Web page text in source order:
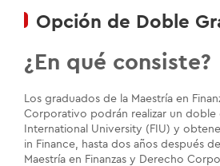
Opción de Doble
¿En qué consiste?
Los graduados de la Maestría en
Corporativo podrán realizar un doble
International University (FIU) y
in Finance, hasta dos años después
Maestría en Finanzas y Derecho